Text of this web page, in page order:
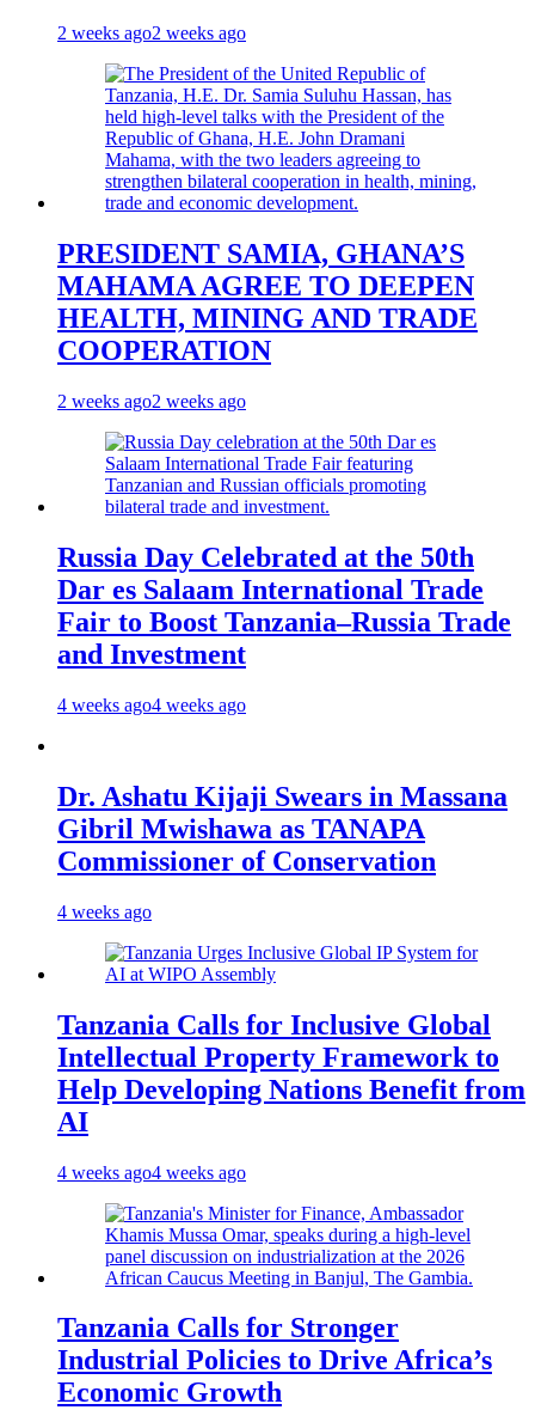
2 weeks ago2 weeks ago
PRESIDENT SAMIA, GHANA’S
MAHAMA AGREE TO DEEPEN
HEALTH, MINING AND TRADE
COOPERATION
2 weeks ago2 weeks ago
Russia Day Celebrated at the 50th
Dar es Salaam International Trade
Fair to Boost Tanzania–Russia Trade
and Investment
4 weeks ago4 weeks ago
Dr. Ashatu Kijaji Swears in Massana
Gibril Mwishawa as TANAPA
Commissioner of Conservation
4 weeks ago
Tanzania Calls for Inclusive Global
Intellectual Property Framework to
Help Developing Nations Benefit from
AI
4 weeks ago4 weeks ago
Tanzania Calls for Stronger
Industrial Policies to Drive Africa’s
Economic Growth